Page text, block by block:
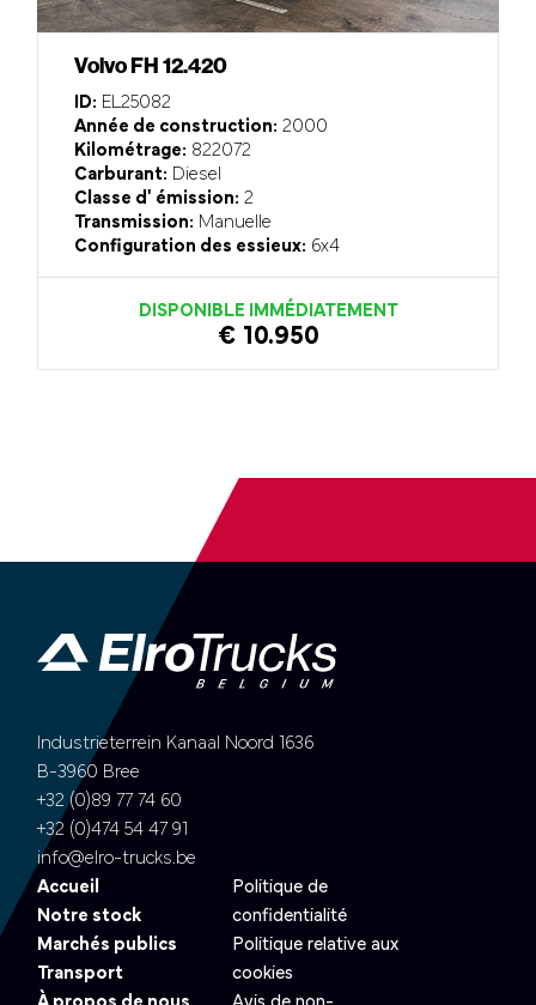
Volvo FH 12.420
ID: EL25082
Année de construction: 2000
Kilométrage: 822072
Carburant: Diesel
Classe d' émission: 2
Transmission: Manuelle
Configuration des essieux: 6x4
DISPONIBLE IMMÉDIATEMENT
€ 10.950
Industrieterrein Kanaal Noord 1636
B-3960 Bree
+32 (0)89 77 74 60
+32 (0)474 54 47 91
info@elro-trucks.be
Accueil
Notre stock
Marchés publics
Transport
Politique de
confidentialité
Politique relative aux
cookies